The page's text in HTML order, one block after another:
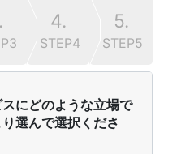
4.
STEP4
5.
STEP5
にどのような立場で
選んで選択くださ